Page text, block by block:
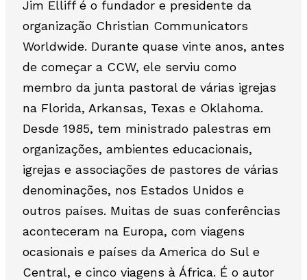
Jim Elliff é o fundador e presidente da
organização Christian Communicators
Worldwide. Durante quase vinte anos, antes
de começar a CCW, ele serviu como
membro da junta pastoral de várias igrejas
na Florida, Arkansas, Texas e Oklahoma.
Desde 1985, tem ministrado palestras em
organizações, ambientes educacionais,
igrejas e associações de pastores de várias
denominações, nos Estados Unidos e
outros países. Muitas de suas conferências
aconteceram na Europa, com viagens
ocasionais e países da America do Sul e
Central, e cinco viagens à África. É o autor